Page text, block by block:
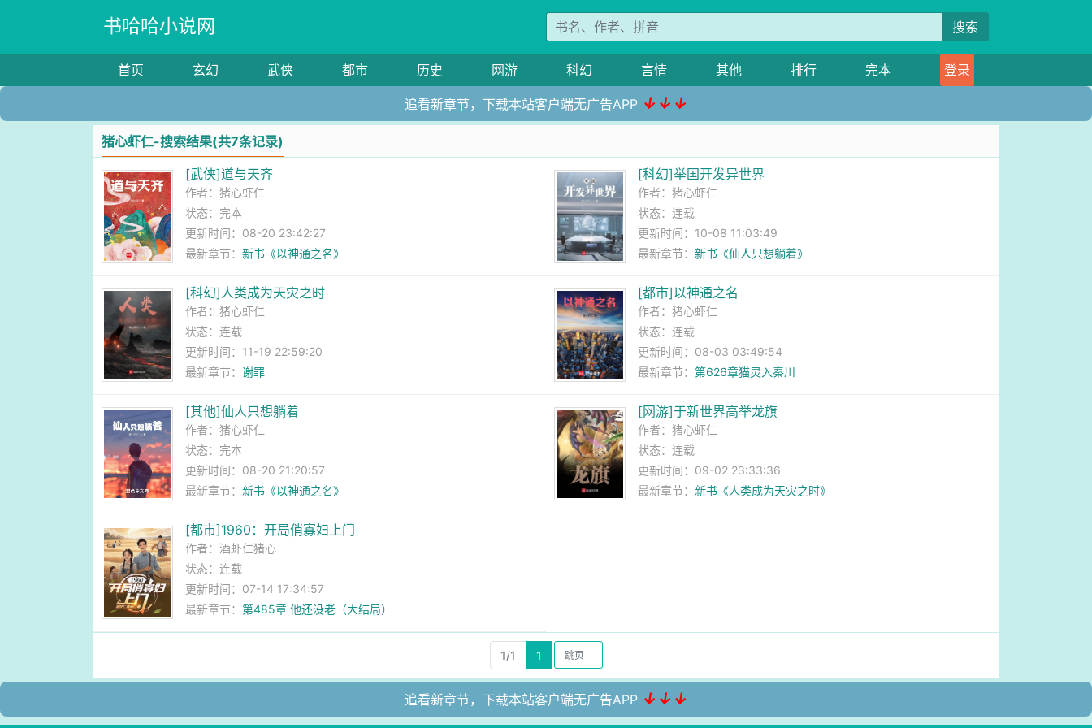
书哈哈小说网 搜索
首页 玄幻 武侠 都市 历史 网游 科幻 言情 其他 排行 完本 登录
追看新章节，下载本站客户端无广告APP ↓↓↓
猪心虾仁-搜索结果(共7条记录)
[武侠]道与天齐
作者：猪心虾仁
状态：完本
更新时间：08-20 23:42:27
最新章节：新书《以神通之名》
[科幻]举国开发异世界
作者： 猪心虾仁
状态：连载
更新时间：10-08 11:03:49
最新章节： 新书《仙人只想躺着》
[科幻]人类成为天灾之时
作者：猪心虾仁
状态：连载
更新时间：11-19 22:59:20
最新章节：谢罪
[都市]以神通之名
作者： 猪心虾仁
状态：连载
更新时间：08-03 03:49:54
最新章节： 第626章猫灵入秦川
[其他]仙人只想躺着
作者：猪心虾仁
状态：完本
更新时间：08-20 21:20:57
最新章节：新书《以神通之名》
[网游]于新世界高举龙旗
作者： 猪心虾仁
状态：连载
更新时间：09-02 23:33:36
最新章节： 新书《人类成为天灾之时》
[都市]1960：开局俏寡妇上门
作者： 酒虾仁猪心
状态：连载
更新时间：07-14 17:34:57
最新章节：第485章 他还没老（大结局）
1/1 1
追看新章节，下载本站客户端无广告APP ↓↓↓